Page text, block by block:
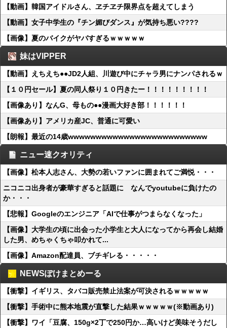
【動画】韓国アイドルさん、ヱチヱチ限界点を超えてしまう
【動画】女子中学生の『チン媚びダンス』が気持ち悪い????
【画像】夏のバイクがヤバすぎるｗｗｗｗｗ
妹はVIPPER
【動画】えちえち●●JD2人組、川遊び中にチャラ男にナンパされるｗ
【１０円セール】夏の同人祭り１０円きたー！！！！！！！！！
【画像あり】なんG、母もの●●漫画大好き部！！！！！！
【画像あり】アメリカ産JC、普通に可愛い
【朗報】最近の14歳wwwwwwwwwwwwwwwwwwwwwwwww
ニュー速クオリティ
【画像】松本人志さん、大勢の若いファンに囲まれてご満悦・・・
ニコニコ出身者が豪華すぎると話題に なんでyoutubeに負けたの
か・・・
【悲報】Googleのエンジニア「AIで仕事がつまらなくなった」
【画像】大学生の頃に出会った小学生と大人になってから再会し結婚
した男、めちゃくちゃ叩かれて...
【画像】Amazon配達員、ブチギレる・・・・・
NEWSぽけまとめーる
【衝撃】イギリス、タバコ販売禁止法案が可決されるｗｗｗｗｗ
【衝撃】手術中に熊本地震が直撃した結果ｗｗｗｗｗ(※動画あり)
【衝撃】ワイ「豆腐、150g×2丁で250円か…高いけど美味そうだし